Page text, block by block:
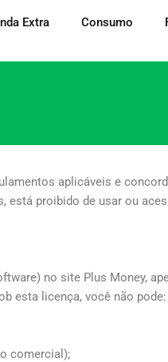
Extra Consumo
aplicáveis ​​e
proibido de usar ou
no site Plus Money,
esta licença, você não pode:
comercial);